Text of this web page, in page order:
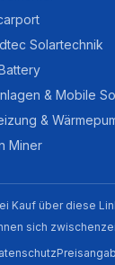
Solartechnik
& Mobile
&
Miner
Kauf über diese
sich